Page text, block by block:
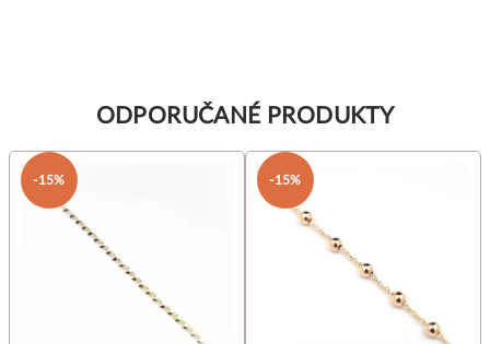
ODPORUČANÉ PRODUKTY
-15% -15%